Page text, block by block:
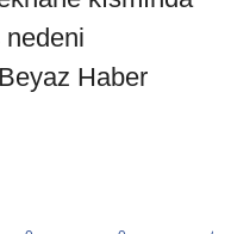
nedeni
Haber